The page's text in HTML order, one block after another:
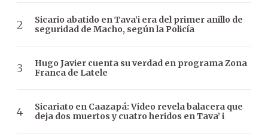
Sicario abatido en Tava’i era del primer anillo de
seguridad de Macho, según la Policía
Hugo Javier cuenta su verdad en programa Zona
Franca de Latele
Sicariato en Caazapá: Video revela balacera que
deja dos muertos y cuatro heridos en Tava’ i